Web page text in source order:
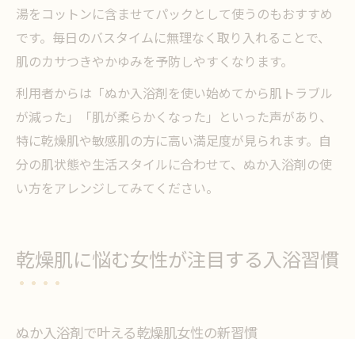
湯をコットンに含ませてパックとして使うのもおすすめ
です。毎日のバスタイムに無理なく取り入れることで、
肌のカサつきやかゆみを予防しやすくなります。
利用者からは「ぬか入浴剤を使い始めてから肌トラブル
が減った」「肌が柔らかくなった」といった声があり、
特に乾燥肌や敏感肌の方に高い満足度が見られます。自
分の肌状態や生活スタイルに合わせて、ぬか入浴剤の使
い方をアレンジしてみてください。
乾燥肌に悩む女性が注目する入浴習慣
ぬか入浴剤で叶える乾燥肌女性の新習慣